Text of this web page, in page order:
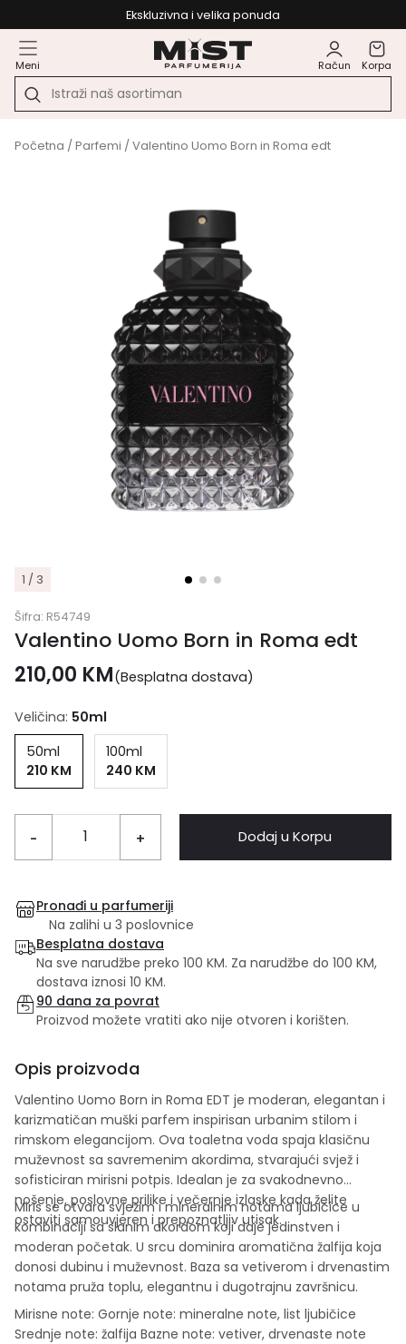
Ekskluzivna i velika ponuda
Meni Račun Korpa
Početna /Parfemi / Valentino Uomo Born in Roma edt
1 / 3
Šifra: R54749
Valentino Uomo Born in Roma edt
210,00 KM(Besplatna dostava)
Veličina: 50ml
50ml
210 KM
100ml
240 KM
- + Dodaj u Korpu
Pronađi u parfumeriji
Na zalihi u 3 poslovnice
Besplatna dostava
Na sve narudžbe preko 100 KM. Za narudžbe do 100 KM,
dostava iznosi 10 KM.
90 dana za povrat
Proizvod možete vratiti ako nije otvoren i korišten.
Opis proizvoda
Valentino Uomo Born in Roma EDT je moderan, elegantan i
karizmatičan muški parfem inspirisan urbanim stilom i
rimskom elegancijom. Ova toaletna voda spaja klasičnu
muževnost sa savremenim akordima, stvarajući svjež i
sofisticiran mirisni potpis. Idealan je za svakodnevno
nošenje, poslovne prilike i večernje izlaske kada želite
ostaviti samouvjeren i prepoznatljiv utisak.
Miris se otvara svježim i mineralnim notama ljubičice u
kombinaciji sa slanim akordom koji daje jedinstven i
moderan početak. U srcu dominira aromatična žalfija koja
donosi dubinu i muževnost. Baza sa vetiverom i drvenastim
notama pruža toplu, elegantnu i dugotrajnu završnicu.
Mirisne note: Gornje note: mineralne note, list ljubičice
Srednje note: žalfija Bazne note: vetiver, drvenaste note